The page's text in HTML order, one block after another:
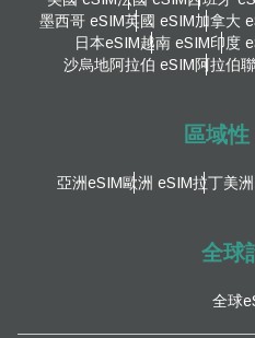
墨西哥 eSIM英國 eSIM加拿大
日本eSIM越南 eSIM印度
沙烏地阿拉伯 eSIM阿拉伯
區域
亞洲eSIM歐洲 eSIM拉丁美
全球
全球